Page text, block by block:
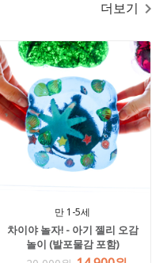
더보기
만 1-5세
차이야 놀자! - 아기 젤리 오감
놀이 (발포물감 포함)